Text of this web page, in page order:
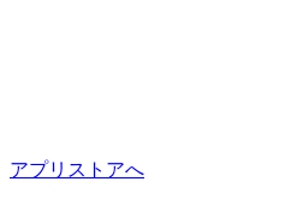
アプリストアへ